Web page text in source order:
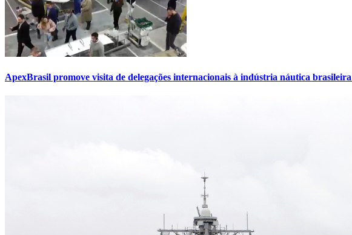
ApexBrasil promove visita de delegações internacionais à indústria náutica